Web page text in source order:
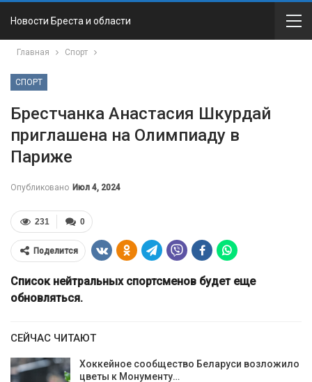
Новости Бреста и области
Главная Спорт
СПОРТ
Брестчанка Анастасия Шкурдай
приглашена на Олимпиаду в
Париже
Опубликовано Июл 4, 2024
0
231
Поделится
Список нейтральных спортсменов будет еще
обновляться.
СЕЙЧАС ЧИТАЮТ
Хоккейное сообщество Беларуси возложило
цветы к Монументу…